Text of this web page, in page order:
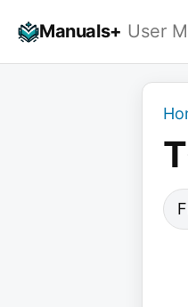
Manuals+ User